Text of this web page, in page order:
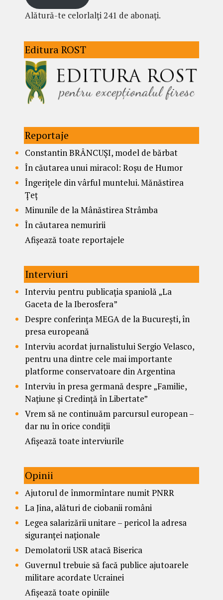
Alătură-te celorlalți 241 de abonați.
Editura ROST
Reportaje
Constantin BRÂNCUȘI, model de bărbat
În căutarea unui miracol: Roșu de Humor
Îngerițele din vârful muntelui. Mănăstirea
Țeț
Minunile de la Mânăstirea Strâmba
În căutarea nemuririi
Afișează toate reportajele
Interviuri
Interviu pentru publicația spaniolă „La
Gaceta de la Iberosfera”
Despre conferința MEGA de la București, în
presa europeană
Interviu acordat jurnalistului Sergio Velasco,
pentru una dintre cele mai importante
platforme conservatoare din Argentina
Interviu în presa germană despre „Familie,
Națiune și Credință în Libertate”
Vrem să ne continuăm parcursul european –
dar nu în orice condiții
Afișează toate interviurile
Opinii
Ajutorul de înmormîntare numit PNRR
La Jina, alături de ciobanii români
Legea salarizării unitare – pericol la adresa
siguranței naționale
Demolatorii USR atacă Biserica
Guvernul trebuie să facă publice ajutoarele
militare acordate Ucrainei
Afișează toate opiniile